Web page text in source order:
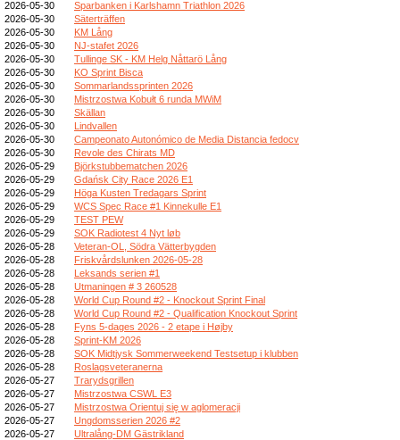
2026-05-30
Sparbanken i Karlshamn Triathlon 2026
2026-05-30
Säterträffen
2026-05-30
KM Lång
2026-05-30
NJ-stafet 2026
2026-05-30
Tullinge SK - KM Helg Nåttarö Lång
2026-05-30
KO Sprint Bisca
2026-05-30
Sommarlandssprinten 2026
2026-05-30
Mistrzostwa Kobułt 6 runda MWiM
2026-05-30
Skällan
2026-05-30
Lindvallen
2026-05-30
Campeonato Autonómico de Media Distancia fedocv
2026-05-30
Revole des Chirats MD
2026-05-29
Björkstubbematchen 2026
2026-05-29
Gdańsk City Race 2026 E1
2026-05-29
Höga Kusten Tredagars Sprint
2026-05-29
WCS Spec Race #1 Kinnekulle E1
2026-05-29
TEST PEW
2026-05-29
SOK Radiotest 4 Nyt løb
2026-05-28
Veteran-OL, Södra Vätterbygden
2026-05-28
Friskvårdslunken 2026-05-28
2026-05-28
Leksands serien #1
2026-05-28
Utmaningen # 3 260528
2026-05-28
World Cup Round #2 - Knockout Sprint Final
2026-05-28
World Cup Round #2 - Qualification Knockout Sprint
2026-05-28
Fyns 5-dages 2026 - 2 etape i Højby
2026-05-28
Sprint-KM 2026
2026-05-28
SOK Midtjysk Sommerweekend Testsetup i klubben
2026-05-28
Roslagsveteranerna
2026-05-27
Trarydsgrillen
2026-05-27
Mistrzostwa CSWL E3
2026-05-27
Mistrzostwa Orientuj się w aglomeracji
2026-05-27
Ungdomsserien 2026 #2
2026-05-27
Ultralång-DM Gästrikland